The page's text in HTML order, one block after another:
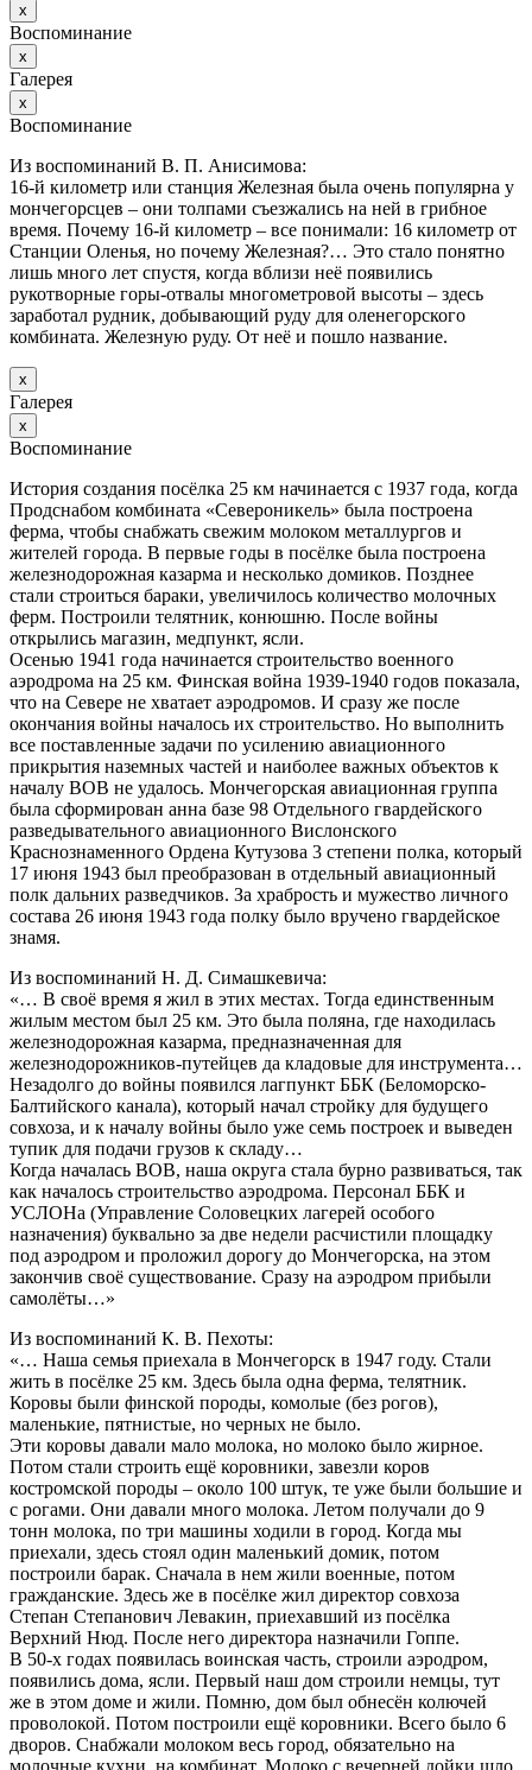
х
Воспоминание
х
Галерея
х
Воспоминание
Из воспоминаний В. П. Анисимова:
16-й километр или станция Железная была очень популярна у
мончегорсцев – они толпами съезжались на ней в грибное
время. Почему 16-й километр – все понимали: 16 километр от
Станции Оленья, но почему Железная?… Это стало понятно
лишь много лет спустя, когда вблизи неё появились
рукотворные горы-отвалы многометровой высоты – здесь
заработал рудник, добывающий руду для оленегорского
комбината. Железную руду. От неё и пошло название.
х
Галерея
х
Воспоминание
История создания посёлка 25 км начинается с 1937 года, когда
Продснабом комбината «Североникель» была построена
ферма, чтобы снабжать свежим молоком металлургов и
жителей города. В первые годы в посёлке была построена
железнодорожная казарма и несколько домиков. Позднее
стали строиться бараки, увеличилось количество молочных
ферм. Построили телятник, конюшню. После войны
открылись магазин, медпункт, ясли.
Осенью 1941 года начинается строительство военного
аэродрома на 25 км. Финская война 1939-1940 годов показала,
что на Севере не хватает аэродромов. И сразу же после
окончания войны началось их строительство. Но выполнить
все поставленные задачи по усилению авиационного
прикрытия наземных частей и наиболее важных объектов к
началу ВОВ не удалось. Мончегорская авиационная группа
была сформирован анна базе 98 Отдельного гвардейского
разведывательного авиационного Вислонского
Краснознаменного Ордена Кутузова 3 степени полка, который
17 июня 1943 был преобразован в отдельный авиационный
полк дальних разведчиков. За храбрость и мужество личного
состава 26 июня 1943 года полку было вручено гвардейское
знамя.
Из воспоминаний Н. Д. Симашкевича:
«… В своё время я жил в этих местах. Тогда единственным
жилым местом был 25 км. Это была поляна, где находилась
железнодорожная казарма, предназначенная для
железнодорожников-путейцев да кладовые для инструмента…
Незадолго до войны появился лагпункт ББК (Беломорско-
Балтийского канала), который начал стройку для будущего
совхоза, и к началу войны было уже семь построек и выведен
тупик для подачи грузов к складу…
Когда началась ВОВ, наша округа стала бурно развиваться, так
как началось строительство аэродрома. Персонал ББК и
УСЛОНа (Управление Соловецких лагерей особого
назначения) буквально за две недели расчистили площадку
под аэродром и проложил дорогу до Мончегорска, на этом
закончив своё существование. Сразу на аэродром прибыли
самолёты…»
Из воспоминаний К. В. Пехоты:
«… Наша семья приехала в Мончегорск в 1947 году. Стали
жить в посёлке 25 км. Здесь была одна ферма, телятник.
Коровы были финской породы, комолые (без рогов),
маленькие, пятнистые, но черных не было.
Эти коровы давали мало молока, но молоко было жирное.
Потом стали строить ещё коровники, завезли коров
костромской породы – около 100 штук, те уже были большие и
с рогами. Они давали много молока. Летом получали до 9
тонн молока, по три машины ходили в город. Когда мы
приехали, здесь стоял один маленький домик, потом
построили барак. Сначала в нем жили военные, потом
гражданские. Здесь же в посёлке жил директор совхоза
Степан Степанович Левакин, приехавший из посёлка
Верхний Нюд. После него директора назначили Гоппе.
В 50-х годах появилась воинская часть, строили аэродром,
появились дома, ясли. Первый наш дом строили немцы, тут
же в этом доме и жили. Помню, дом был обнесён колючей
проволокой. Потом построили ещё коровники. Всего было 6
дворов. Снабжали молоком весь город, обязательно на
молочные кухни, на комбинат. Молоко с вечерней дойки шло